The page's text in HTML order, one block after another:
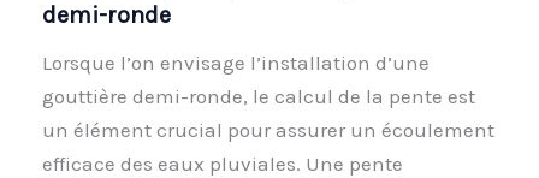
demi-ronde
Lorsque l’on envisage l’installation d’une
gouttière demi-ronde, le calcul de la pente est
un élément crucial pour assurer un écoulement
efficace des eaux pluviales. Une pente